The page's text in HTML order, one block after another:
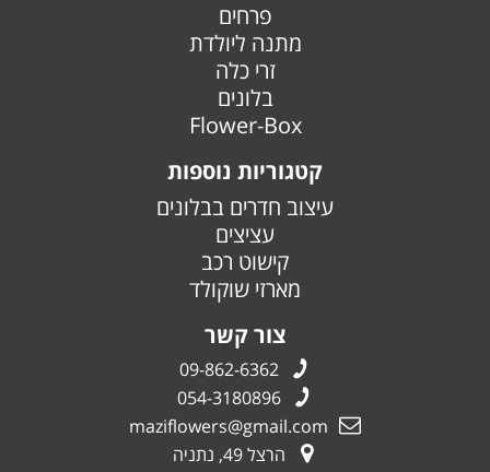
פרחים
מתנה ליולדת
זרי כלה
בלונים
Flower-Box
קטגוריות נוספות
עיצוב חדרים בבלונים
עציצים
קישוט רכב
מארזי שוקולד
צור קשר
09-862-6362
054-3180896
maziflowers@gmail.com
הרצל 49, נתניה